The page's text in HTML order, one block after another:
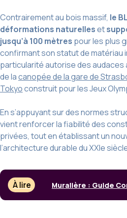
Contrairement au bois massif, le
déformations naturelleset
jusqu’à 100 mètres pour les plus
confirmant son statut de matériau
particularité autorise des
de lacanopée de la gare de
Tokyoconstruit pour les Jeux
En s’appuyant sur des normes
vient renforcer la fiabilité des
privées, tout en établissant un
l’architecture durable du XXIe
À lire Muralière : Guide